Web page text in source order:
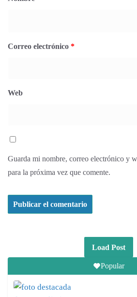
Correo electrónico *
Web
Guarda mi nombre, correo electrónico y
para la próxima vez que comente.
Load Post
Popular